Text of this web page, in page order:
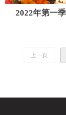
2022年第一季度员工生
上一页